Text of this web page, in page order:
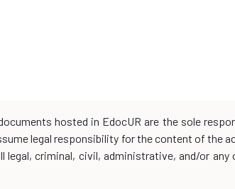
hosted in EdocUR are the sole
legal responsibility for the content of the
criminal, civil, administrative, and/or